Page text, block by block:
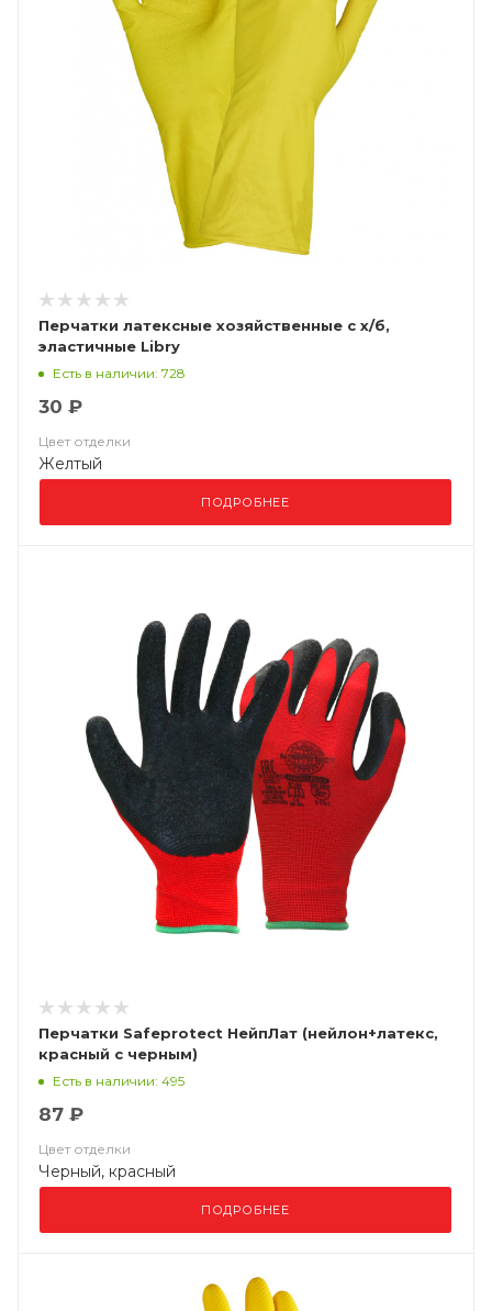
Перчатки латексные хозяйственные с х/б,
эластичные Libry
Есть в наличии: 728
30 ₽
Цвет отделки
Желтый
ПОДРОБНЕЕ
Перчатки Safeprotect НейпЛат (нейлон+латекс,
красный с черным)
Есть в наличии: 495
87 ₽
Цвет отделки
Черный, красный
ПОДРОБНЕЕ